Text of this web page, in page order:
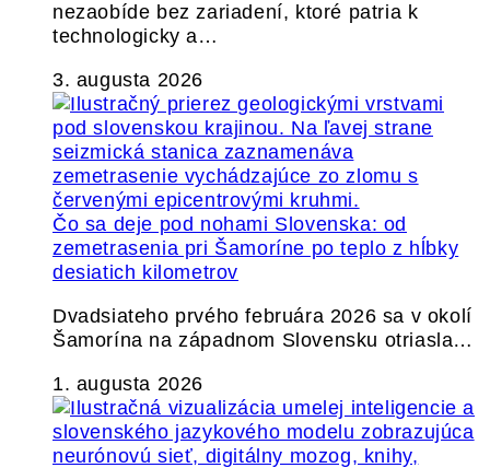
nezaobíde bez zariadení, ktoré patria k
technologicky a…
3. augusta 2026
Čo sa deje pod nohami Slovenska: od
zemetrasenia pri Šamoríne po teplo z hĺbky
desiatich kilometrov
Dvadsiateho prvého februára 2026 sa v okolí
Šamorína na západnom Slovensku otriasla…
1. augusta 2026